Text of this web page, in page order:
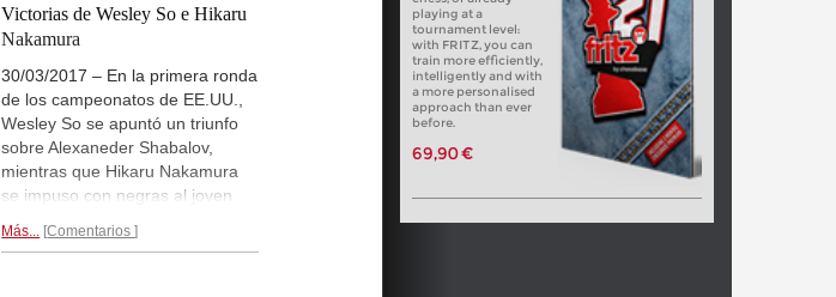
en el mundo del ajedrez. El
artículo en inglés por Macauley
Louis Chess Club YouTube
Victorias de Wesley So e Hikaru
Nakamura
30/03/2017 – En la primera ronda
de los campeonatos de EE.UU.,
Wesley So se apuntó un triunfo
sobre Alexaneder Shabalov,
mientras que Hikaru Nakamura
se impuso con negras al joven
restantes concluyeron en tablas.
Más... Comentarios
playing at a
tournament level:
with FRITZ, you can
train more efficiently,
intelligently and with
a more personalised
approach than ever
before.
69,90 €